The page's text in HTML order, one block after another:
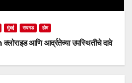
मुंबई रायगड होम
आणि आर्द्रतेच्या उपस्थितीचे दावे